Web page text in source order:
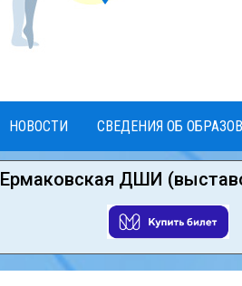
НОВОСТИ СВЕДЕНИЯ ОБ
Ермаковская ДШИ